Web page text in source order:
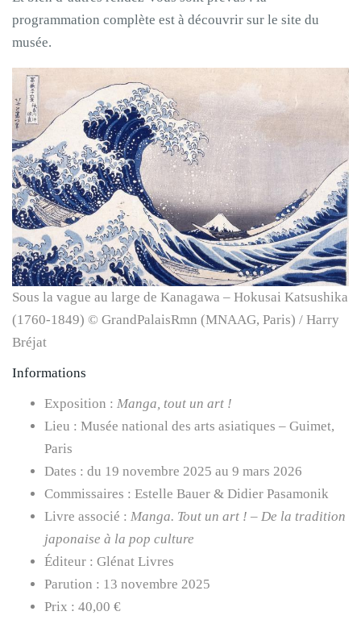
programmation complète est à découvrir sur le site du
musée.
Sous la vague au large de Kanagawa – Hokusai Katsushika
(1760-1849) © GrandPalaisRmn (MNAAG, Paris) / Harry
Bréjat
Informations
Exposition : Manga, tout un art !
Lieu : Musée national des arts asiatiques – Guimet,
Paris
Dates : du 19 novembre 2025 au 9 mars 2026
Commissaires : Estelle Bauer & Didier Pasamonik
Livre associé : Manga. Tout un art ! – De la tradition
japonaise à la pop culture
Éditeur : Glénat Livres
Parution : 13 novembre 2025
Prix : 40,00 €